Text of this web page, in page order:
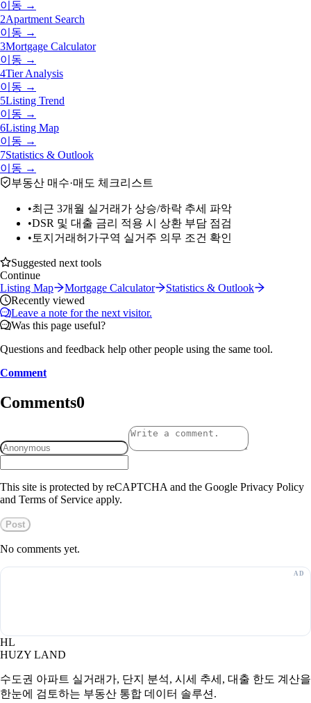
이동 →
2Apartment Search
이동 →
3Mortgage Calculator
이동 →
4Tier Analysis
이동 →
5Listing Trend
이동 →
6Listing Map
이동 →
7Statistics & Outlook
이동 →
부동산 매수·매도 체크리스트
•최근 3개월 실거래가 상승/하락 추세 파악
•DSR 및 대출 금리 적용 시 상환 부담 점검
• 토지거래허가구역 실거주 의무 조건 확인
Suggested next tools
Continue
Listing Map
Mortgage Calculator
Statistics & Outlook
Recently viewed
Leave a note for the next visitor.
Was this page useful?
Questions and feedback help other people using the same tool.
Comment
Comments0
This site is protected by reCAPTCHA and the Google Privacy Policy
and Terms of Service apply.
Post
No comments yet.
HL
HUZY LAND
수도권 아파트 실거래가, 단지 분석, 시세 추세, 대출 한도 계산을
한눈에 검토하는 부동산 통합 데이터 솔루션.